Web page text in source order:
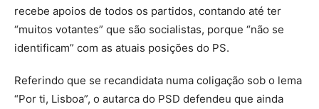
recebe apoios de todos os partidos, contando até ter
“muitos votantes” que são socialistas, porque “não se
identificam” com as atuais posições do PS.
Referindo que se recandidata numa coligação sob o lema
“Por ti, Lisboa”, o autarca do PSD defendeu que ainda